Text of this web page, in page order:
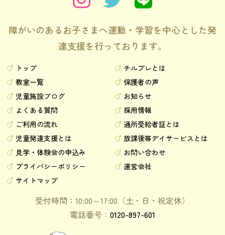
障がいのあるお子さまへ運動・学習を中心とした発
達支援を行っております。
トップ
チルプレとは
教室一覧
保護者の声
児童施設ブログ
お知らせ
よくある質問
採用情報
ご利用の流れ
通所受給者証とは
児童発達支援とは
放課後等デイサービスとは
見学・体験会の申込み
お問い合わせ
プライバシーポリシー
運営会社
サイトマップ
受付時間：10:00～17:00（土・日・祝定休）
電話番号： 0120-897-601